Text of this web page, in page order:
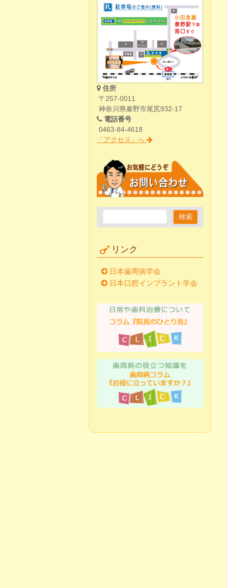
住所
〒257-0011
神奈川県秦野市尾尻932-17
電話番号
0463-84-4618
「アクセス」へ
リンク
日本歯周病学会
日本口腔インプラント学会